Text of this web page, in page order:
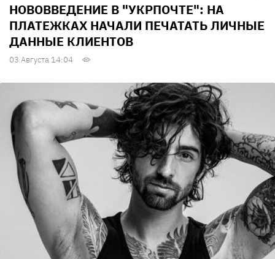
НОВОВВЕДЕНИЕ В "УКРПОЧТЕ": НА
ПЛАТЕЖКАХ НАЧАЛИ ПЕЧАТАТЬ ЛИЧНЫЕ
ДАННЫЕ КЛИЕНТОВ
03 Августа 14:04